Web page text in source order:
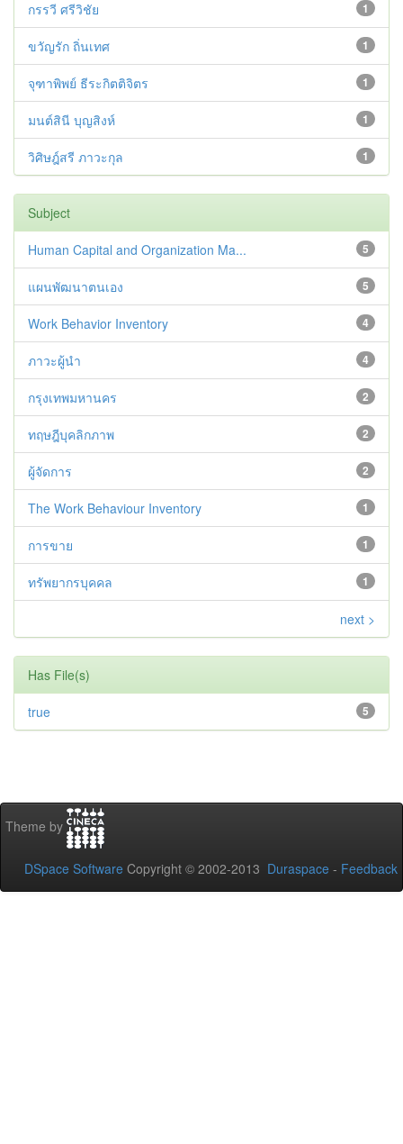
1
กรรวี ศรีวิชัย
1
ขวัญรัก ถิ่นเทศ
1
จุฑาพิพย์ ธีระกิตติจิตร
1
มนต์สินี บุญสิงห์
1
วิศิษฎ์สรี ภาวะกุล
Subject
5
Human Capital and Organization Ma...
5
แผนพัฒนาตนเอง
4
Work Behavior Inventory
4
ภาวะผู้นำ
2
กรุงเทพมหานคร
2
ทฤษฎีบุคลิกภาพ
2
ผู้จัดการ
1
The Work Behaviour Inventory
1
การขาย
1
ทรัพยากรบุคคล
next >
Has File(s)
5
true
Theme by
DSpace Software Copyright © 2002-2013 Duraspace - Feedback